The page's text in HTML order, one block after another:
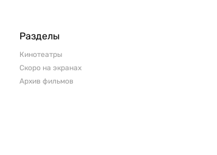
Разделы
Кинотеатры
Скоро на экранах
Архив фильмов